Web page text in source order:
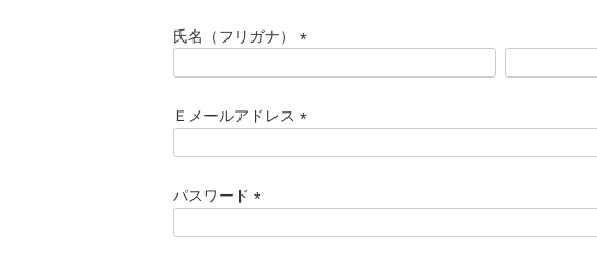
須
氏名（フリガナ）
須
Ｅメールアドレス
パスワード